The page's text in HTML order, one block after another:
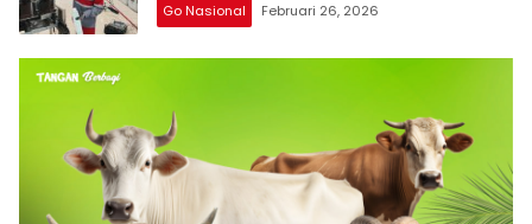
Go Nasional Februari 26, 2026